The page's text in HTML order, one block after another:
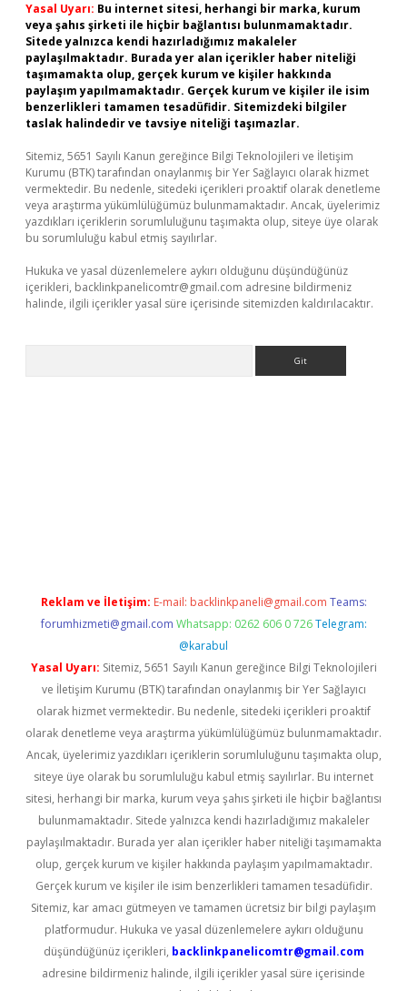
Yasal Uyarı: Bu internet sitesi, herhangi bir marka, kurum
veya şahıs şirketi ile hiçbir bağlantısı bulunmamaktadır.
Sitede yalnızca kendi hazırladığımız makaleler
paylaşılmaktadır. Burada yer alan içerikler haber niteliği
taşımamakta olup, gerçek kurum ve kişiler hakkında
paylaşım yapılmamaktadır. Gerçek kurum ve kişiler ile isim
benzerlikleri tamamen tesadüfidir. Sitemizdeki bilgiler
taslak halindedir ve tavsiye niteliği taşımazlar.
Sitemiz, 5651 Sayılı Kanun gereğince Bilgi Teknolojileri ve İletişim
Kurumu (BTK) tarafından onaylanmış bir Yer Sağlayıcı olarak hizmet
vermektedir. Bu nedenle, sitedeki içerikleri proaktif olarak denetleme
veya araştırma yükümlülüğümüz bulunmamaktadır. Ancak, üyelerimiz
yazdıkları içeriklerin sorumluluğunu taşımakta olup, siteye üye olarak
bu sorumluluğu kabul etmiş sayılırlar.
Hukuka ve yasal düzenlemelere aykırı olduğunu düşündüğünüz
içerikleri, backlinkpanelicomtr@gmail.com adresine bildirmeniz
halinde, ilgili içerikler yasal süre içerisinde sitemizden kaldırılacaktır.
Reklam ve İletişim: E-mail: backlinkpaneli@gmail.com Teams:
forumhizmeti@gmail.com Whatsapp: 0262 606 0 726 Telegram:
@karabul
Yasal Uyarı: Sitemiz, 5651 Sayılı Kanun gereğince Bilgi Teknolojileri
ve İletişim Kurumu (BTK) tarafından onaylanmış bir Yer Sağlayıcı
olarak hizmet vermektedir. Bu nedenle, sitedeki içerikleri proaktif
olarak denetleme veya araştırma yükümlülüğümüz bulunmamaktadır.
Ancak, üyelerimiz yazdıkları içeriklerin sorumluluğunu taşımakta olup,
siteye üye olarak bu sorumluluğu kabul etmiş sayılırlar. Bu internet
sitesi, herhangi bir marka, kurum veya şahıs şirketi ile hiçbir bağlantısı
bulunmamaktadır. Sitede yalnızca kendi hazırladığımız makaleler
paylaşılmaktadır. Burada yer alan içerikler haber niteliği taşımamakta
olup, gerçek kurum ve kişiler hakkında paylaşım yapılmamaktadır.
Gerçek kurum ve kişiler ile isim benzerlikleri tamamen tesadüfidir.
Sitemiz, kar amacı gütmeyen ve tamamen ücretsiz bir bilgi paylaşım
platformudur. Hukuka ve yasal düzenlemelere aykırı olduğunu
düşündüğünüz içerikleri, backlinkpanelicomtr@gmail.com
adresine bildirmeniz halinde, ilgili içerikler yasal süre içerisinde